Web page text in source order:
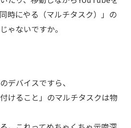
時にやる（マルチタスク）」の
ゃないですか。
デバイスですら、
けること」のマルチタスクは物